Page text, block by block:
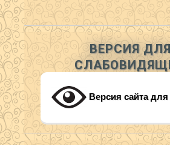
ВЕРСИЯ
Версия сайта